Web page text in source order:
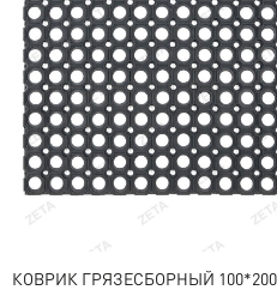
КОВРИК ГРЯЗЕСБОРНЫЙ